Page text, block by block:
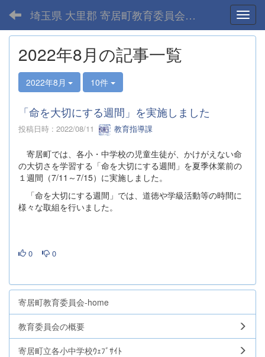
埼玉県 大里郡 寄居町教育委員会-home
2022年8月の記事一覧
2022年8月 10件
「命を大切にする週間」を実施しました
投稿日時 : 2022/08/11 教育指導課
寄居町では、各小・中学校の児童生徒が、かけがえない命
の大切さを学習する「命を大切にする週間」を夏季休業前の
１週間（7/11～7/15）に実施しました。
「命を大切にする週間」では、道徳や学級活動等の時間に
様々な取組を行いました。
0 0
寄居町教育委員会-home
教育委員会の概要
寄居町立各小中学校ｳｪﾌﾞｻｲﾄ